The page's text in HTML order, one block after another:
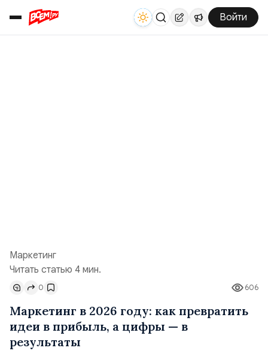
Войти
Маркетинг
Читать статью 4 мин.
606
0
Маркетинг в 2026 году: как превратить
идеи в прибыль, а цифры — в
результаты